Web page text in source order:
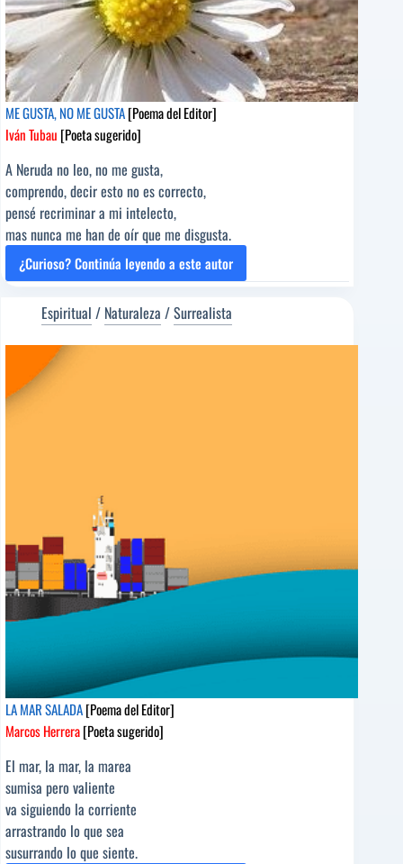
ME GUSTA, NO ME GUSTA[Poema del Editor]
Iván Tubau [Poeta sugerido]
A Neruda no leo, no me gusta,
comprendo, decir esto no es correcto,
pensé recriminar a mi intelecto,
mas nunca me han de oír que me disgusta.
¿Curioso? Continúa leyendo a este autor
ME
NO
ME
GUSTA
Espiritual / Naturaleza /Surrealista
LA MAR SALADA[Poema del Editor]
Marcos Herrera[Poeta sugerido]
El mar, la mar, la marea
sumisa pero valiente
va siguiendo la corriente
arrastrando lo que sea
susurrando lo que siente.